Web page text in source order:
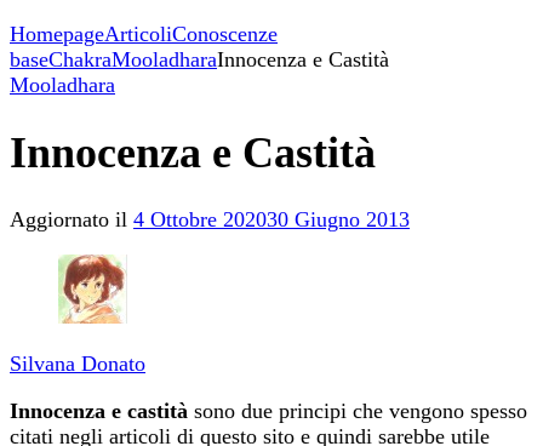
HomepageArticoliConoscenze
baseChakraMooladharaInnocenza e Castità
Mooladhara
Innocenza e Castità
Aggiornato il 4 Ottobre 202030 Giugno 2013
Silvana Donato
Innocenza e castità sono due principi che vengono spesso
citati negli articoli di questo sito e quindi sarebbe utile